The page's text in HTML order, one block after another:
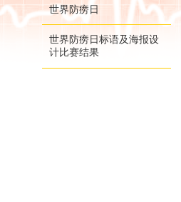
世界防痨日
世界防痨日标语及海报设
计比赛结果